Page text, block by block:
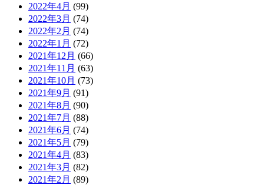
2022年4月 (99)
2022年3月 (74)
2022年2月 (74)
2022年1月 (72)
2021年12月 (66)
2021年11月 (63)
2021年10月 (73)
2021年9月 (91)
2021年8月 (90)
2021年7月 (88)
2021年6月 (74)
2021年5月 (79)
2021年4月 (83)
2021年3月 (82)
2021年2月 (89)